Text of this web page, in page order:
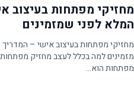
מחזיקי מפתחות בעיצוב
המלא לפני שמזמינים
מחזיקי מפתחות בעיצוב אישי –
מזמינים למה בכלל לעצב מחזיק
מפתחות הוא…